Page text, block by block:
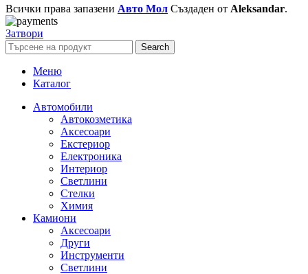
Всички права запазени Авто Мол Създаден от Aleksandar.
Затвори
Search
Меню
Каталог
Автомобили
Автокозметика
Аксесоари
Екстериор
Електроника
Интериор
Светлини
Стелки
Химия
Камиони
Аксесоари
Други
Инструменти
Светлини